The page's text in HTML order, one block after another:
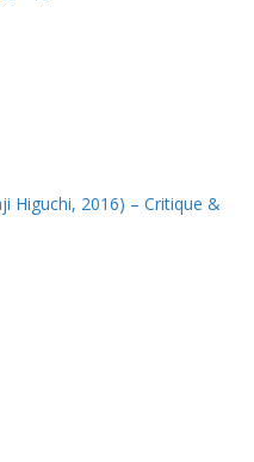
Higuchi, 2016) – Critique &